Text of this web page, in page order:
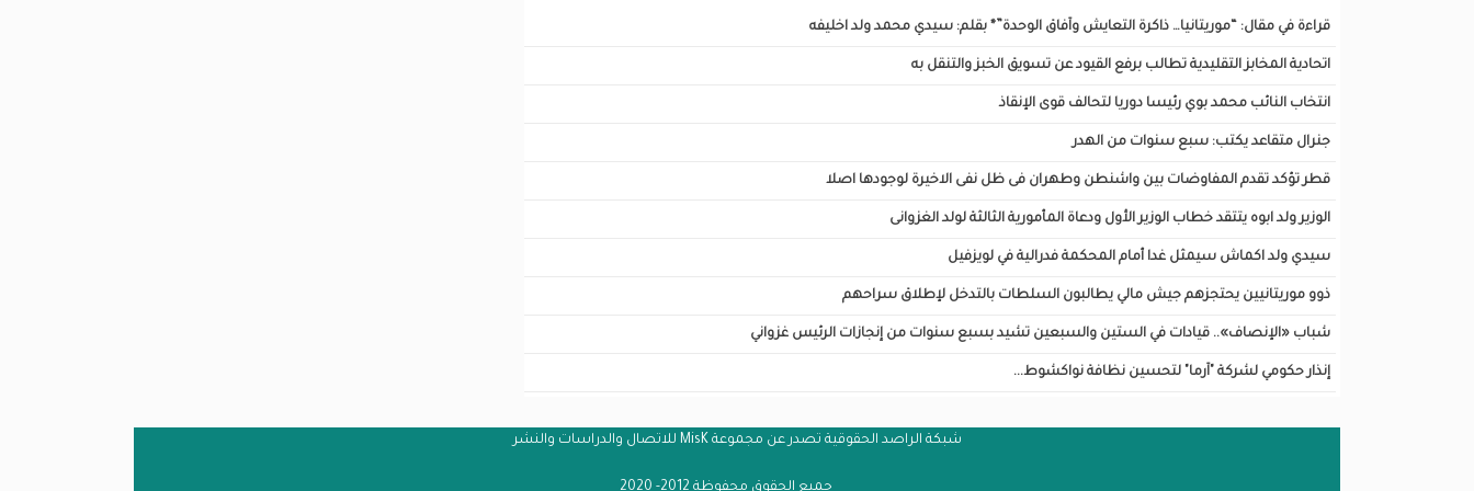
قراءة في مقال: “موريتانيا… ذاكرة التعايش وآفاق الوحدة”* بقلم: سيدي محمد ولد اخليفه
اتحادية المخابز التقليدية تطالب برفع القيود عن تسويق الخبز والتنقل به
انتخاب النائب محمد بوي رئيسا دوريا لتحالف قوى الإنقاذ
جنرال متقاعد يكتب: سبع سنوات من الهدر
قطر تؤكد تقدم المفاوضات بين واشنطن وطهران فى ظل نفى الاخيرة لوجودها اصلا
الوزير ولد ابوه يتتقد خطاب الوزير الأول ودعاة المأمورية الثالثة لولد الغزوانى
سيدي ولد اكماش سيمثل غدا أمام المحكمة فدرالية في لويزفيل
ذوو موريتانيين يحتجزهم جيش مالي يطالبون السلطات بالتدخل لإطلاق سراحهم
شباب «الإنصاف».. قيادات في الستين والسبعين تشيد بسبع سنوات من إنجازات الرئيس غزواني
إنذار حكومي لشركة "آرما" لتحسين نظافة نواكشوط...
شبكة الراصد الحقوقية تصدر عن مجموعة MisK للاتصال والدراسات والنشر
جميع الحقوق محفوظة 2012- 2020